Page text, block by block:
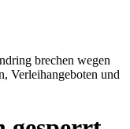
brechen wegen
Verleihangeboten und